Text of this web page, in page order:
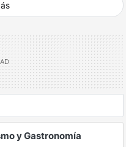
y Gastronomía